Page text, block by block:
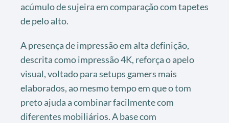
acúmulo de sujeira em comparação com tapetes
de pelo alto.
A presença de impressão em alta definição,
descrita como impressão 4K, reforça o apelo
visual, voltado para setups gamers mais
elaborados, ao mesmo tempo em que o tom
preto ajuda a combinar facilmente com
diferentes mobiliários. A base com